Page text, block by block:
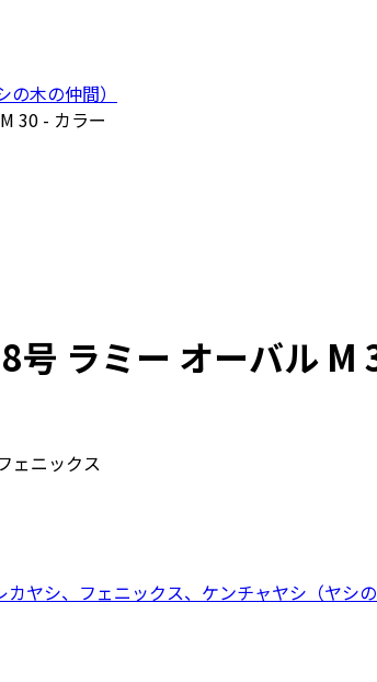
木の仲間）
30 - カラー
号 ラミー オーバル M
ェニックス
カヤシ、フェニックス、ケンチャヤシ（ヤシの